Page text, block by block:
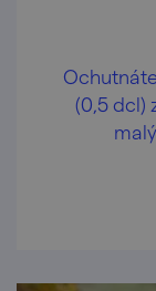
(0,5 dcl)